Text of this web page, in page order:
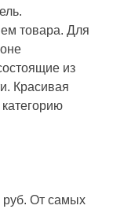
товара. Для
из
Красивая
руб. От самых